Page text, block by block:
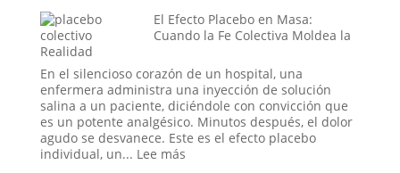
mundo
del
Otro
El
Secreto
no
Confesado
del
Dominio
El Efecto Placebo en Masa:
Cuando la Fe Colectiva Moldea la
Realidad
En el silencioso corazón de un hospital, una
enfermera administra una inyección de solución
salina a un paciente, diciéndole con convicción que
es un potente analgésico. Minutos después, el dolor
agudo se desvanece. Este es el efecto placebo
individual, un... Lee más: